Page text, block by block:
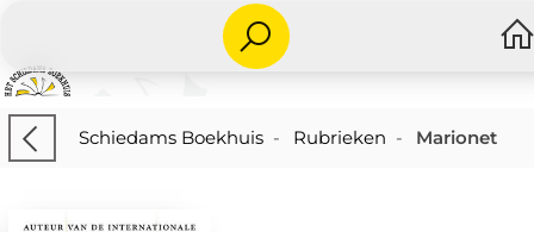
Schiedams Boekhuis- Rubrieken - Marionet